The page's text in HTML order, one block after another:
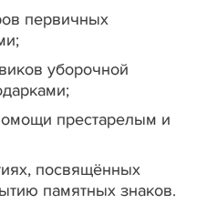
первичных
уборочной
престарелым и
посвящённых
памятных знаков.